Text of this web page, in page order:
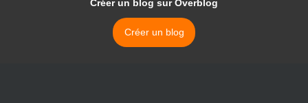
Créer un blog sur Overblog
Créer un blog